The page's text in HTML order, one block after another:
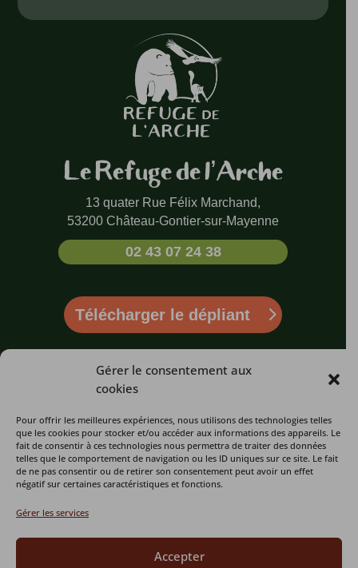
Gérer le consentement aux
cookies
Pour offrir les meilleures expériences, nous utilisons des technologies telles
que les cookies pour stocker et/ou accéder aux informations des appareils. Le
fait de consentir à ces technologies nous permettra de traiter des données
telles que le comportement de navigation ou les ID uniques sur ce site. Le fait
de ne pas consentir ou de retirer son consentement peut avoir un effet
négatif sur certaines caractéristiques et fonctions.
Gérer les services
Accepter
Le Refuge de l’Arche
13 quater Rue Félix Marchand,
53200 Château-Gontier-sur-Mayenne
02 43 07 24 38
Télécharger le dépliant
Qui sommes-
Visiter le Refuge
Actualités
l’association
Contact
LES INFOS
Un centre de
sauvegarde
Un Chantier
d’insertion
LIENS UTILES
Faire un don
Espace Presse
Plan du site